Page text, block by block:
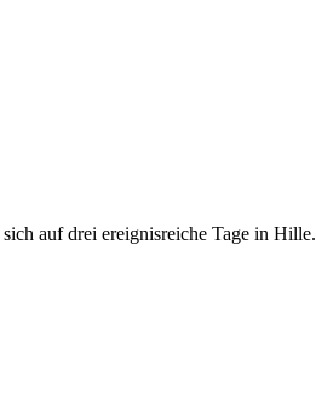
auf drei ereignisreiche Tage in Hille.